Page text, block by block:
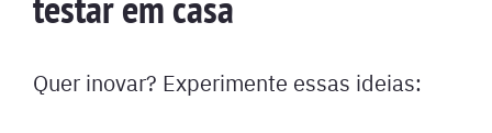
Quer inovar? Experimente essas ideias: